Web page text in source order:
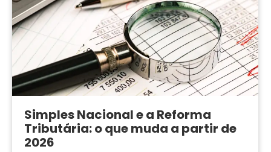
Simples Nacional e a Reforma
Tributária: o que muda a partir de
2026